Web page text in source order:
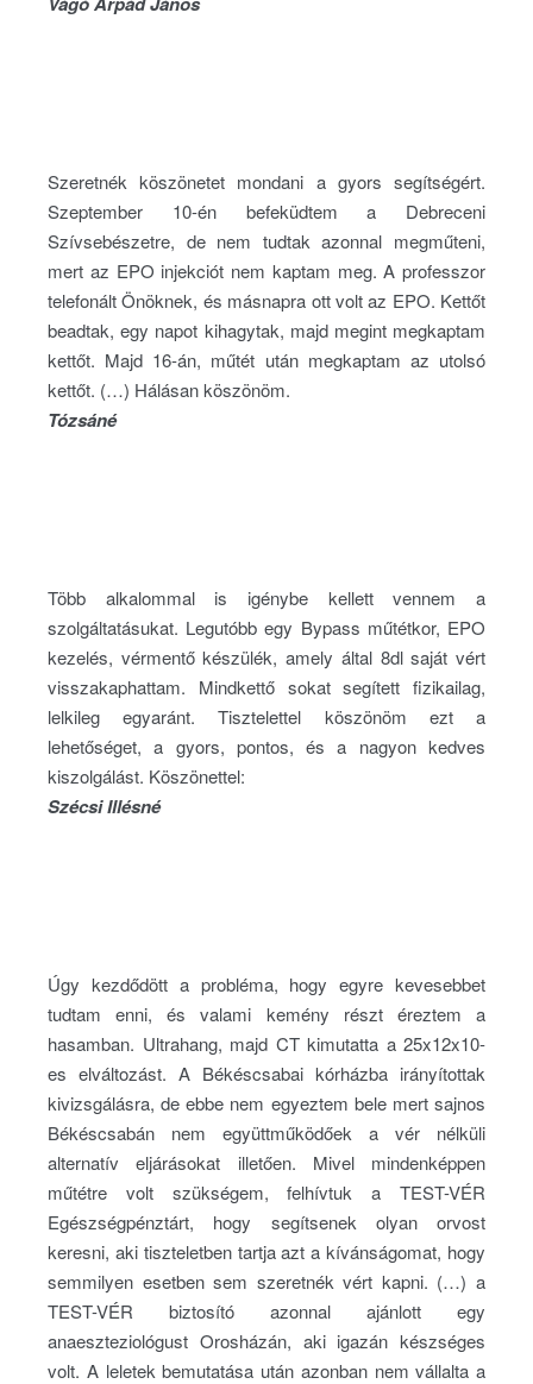
Szeretnék köszönetet mondani a gyors segítségért.
Szeptember 10-én befeküdtem a Debreceni
Szívsebészetre, de nem tudtak azonnal megműteni,
mert az EPO injekciót nem kaptam meg. A professzor
telefonált Önöknek, és másnapra ott volt az EPO. Kettőt
beadtak, egy napot kihagytak, majd megint megkaptam
kettőt. Majd 16-án, műtét után megkaptam az utolsó
kettőt. (…) Hálásan köszönöm.
Tózsáné
Több alkalommal is igénybe kellett vennem a
szolgáltatásukat. Legutóbb egy Bypass műtétkor, EPO
kezelés, vérmentő készülék, amely által 8dl saját vért
visszakaphattam. Mindkettő sokat segített fizikailag,
lelkileg egyaránt. Tisztelettel köszönöm ezt a
lehetőséget, a gyors, pontos, és a nagyon kedves
kiszolgálást. Köszönettel:
Szécsi Illésné
Úgy kezdődött a probléma, hogy egyre kevesebbet
tudtam enni, és valami kemény részt éreztem a
hasamban. Ultrahang, majd CT kimutatta a 25x12x10-
es elváltozást. A Békéscsabai kórházba irányítottak
kivizsgálásra, de ebbe nem egyeztem bele mert sajnos
Békéscsabán nem együttműködőek a vér nélküli
alternatív eljárásokat illetően. Mivel mindenképpen
műtétre volt szükségem, felhívtuk a TEST-VÉR
Egészségpénztárt, hogy segítsenek olyan orvost
keresni, aki tiszteletben tartja azt a kívánságomat, hogy
semmilyen esetben sem szeretnék vért kapni. (…) a
TEST-VÉR biztosító azonnal ajánlott egy
anaeszteziológust Orosházán, aki igazán készséges
volt. A leletek bemutatása után azonban nem vállalta a